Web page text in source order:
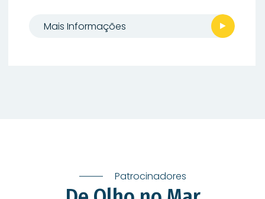
Mais Informações
Patrocinadores